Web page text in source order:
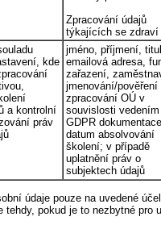
Zpracování údajů
týkajících se zdraví
kde
a kontrolní
práv
jméno, příjmení,
emailová adresa,
zařazení,
jmenování/pověření
zpracování OÚ v
souvislosti vedením
GDPR
datum absolvování
školení; v případě
uplatnění práv o
subjektech údajů
údaje pouze na uvedené
pokud je to nezbytné